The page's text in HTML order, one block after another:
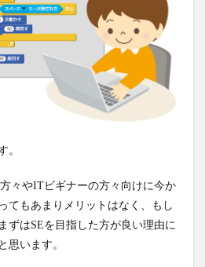
。
々やITビギナーの方々向けに今か
てもあまりメリットはなく、もし
ずはSEを目指した方が良い理由に
思います。